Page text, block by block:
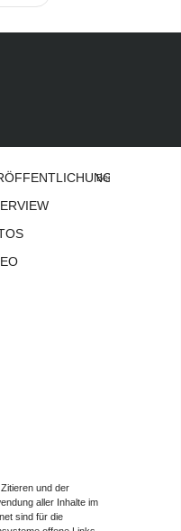
Bei
und der
aller Inhalte im
sind für die